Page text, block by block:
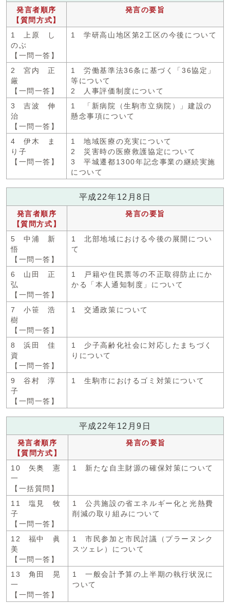
発言者順序
【質問方式】
発言の要旨
1 上原 し
のぶ
【一問一答】
1 学研高山地区第2工区の今後について
2 宮内 正
厳
【一問一答】
1 労働基準法36条に基づく「36協定」
等について
2 人事評価制度について
3 吉波 伸
治
【一問一答】
1 「新病院（生駒市立病院）」建設の
懸念事項について
4 伊木 ま
り子
【一問一答】
1 地域医療の充実について
2 災害時の医療救護協定について
3 平城遷都1300年記念事業の継続実施
について
平成22年12月8日
発言者順序
【質問方式】
発言の要旨
5 中浦 新
悟
【一問一答】
1 北部地域における今後の展開につい
て
6 山田 正
弘
【一問一答】
1 戸籍や住民票等の不正取得防止にか
かる「本人通知制度」について
7 小笹 浩
樹
【一問一答】
1 交通政策について
8 浜田 佳
資
【一問一答】
1 少子高齢化社会に対応したまちづく
りについて
9 谷村 淳
子
【一問一答】
1 生駒市におけるゴミ対策について
平成22年12月9日
発言者順序
【質問方式】
発言の要旨
10 矢奥 憲
一
【一括質問】
1 新たな自主財源の確保対策について
11 塩見 牧
子
【一問一答】
1 公共施設の省エネルギー化と光熱費
削減の取り組みについて
12 福中 眞
美
【一問一答】
1 市民参加と市民討議（プラーヌンク
スツェレ）について
13 角田 晃
一
【一問一答】
1 一般会計予算の上半期の執行状況に
ついて